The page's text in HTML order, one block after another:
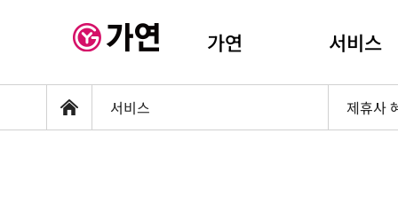
가연 서비스
홈 서비스 제휴사